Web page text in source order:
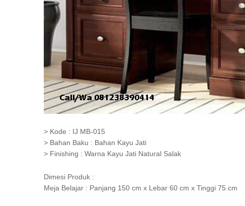
> Kode : IJ MB-015
> Bahan Baku : Bahan Kayu Jati
> Finishing : Warna Kayu Jati Natural Salak
Dimesi Produk :
Meja Belajar : Panjang 150 cm x Lebar 60 cm x Tinggi 75 cm